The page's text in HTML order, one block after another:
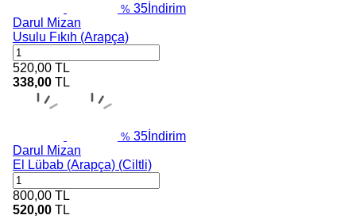
% 35 İndirim
Darul Mizan
Usulu Fıkıh (Arapça)
520,00 TL
338,00 TL
% 35 İndirim
Darul Mizan
El Lübab (Arapça) (Ciltli)
800,00 TL
520,00 TL